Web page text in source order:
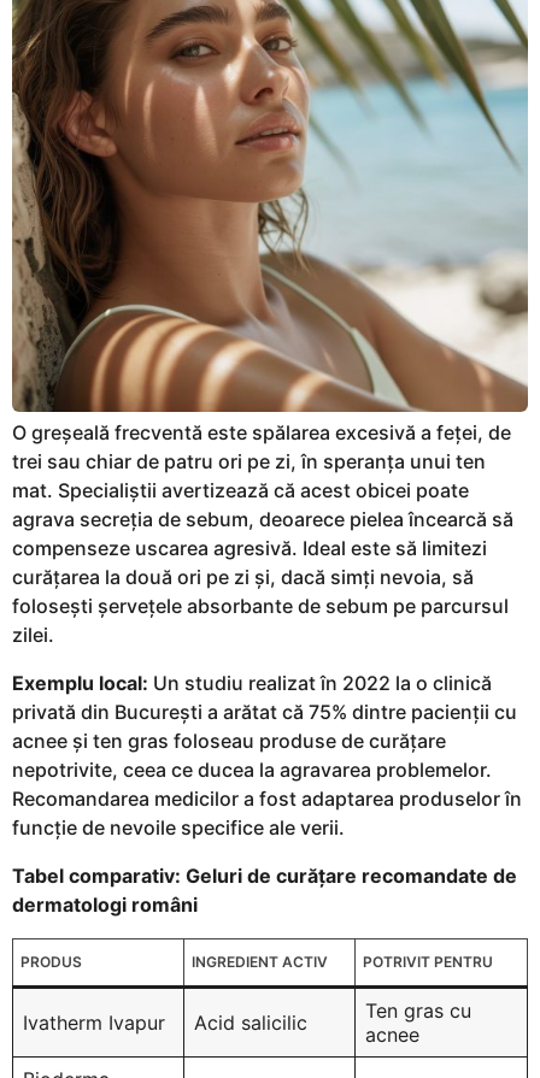
O greșeală frecventă este spălarea excesivă a feței, de
trei sau chiar de patru ori pe zi, în speranța unui ten
mat. Specialiștii avertizează că acest obicei poate
agrava secreția de sebum, deoarece pielea încearcă să
compenseze uscarea agresivă. Ideal este să limitezi
curățarea la două ori pe zi și, dacă simți nevoia, să
folosești șervețele absorbante de sebum pe parcursul
zilei.
Exemplu local: Un studiu realizat în 2022 la o clinică
privată din București a arătat că 75% dintre pacienții cu
acnee și ten gras foloseau produse de curățare
nepotrivite, ceea ce ducea la agravarea problemelor.
Recomandarea medicilor a fost adaptarea produselor în
funcție de nevoile specifice ale verii.
Tabel comparativ: Geluri de curățare recomandate de
dermatologi români
PRODUS INGREDIENT ACTIV POTRIVIT PENTRU
Ivatherm Ivapur Acid salicilic
Ten gras cu
acnee